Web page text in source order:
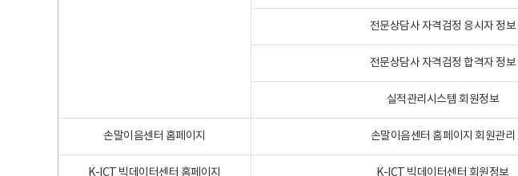
전문상담사 자격검정 응시자 정보
전문상담사 자격검정 합격자 정보
실적관리시스템 회원정보
손말이음센터 홈페이지 손말이음센터 홈페이지 회원관리
K-ICT 빅데이터센터 홈페이지 K-ICT 빅데이터센터 회원정보